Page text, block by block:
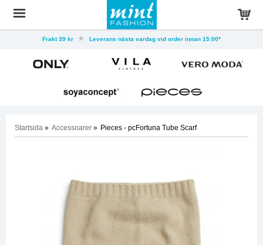
Frakt 39 kr Leverans nästa vardag vid order innan 15:00*
Startsida » Accessoarer » Pieces - pcFortuna Tube Scarf